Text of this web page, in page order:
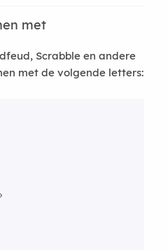
met
Scrabble en andere
met de volgende letters: